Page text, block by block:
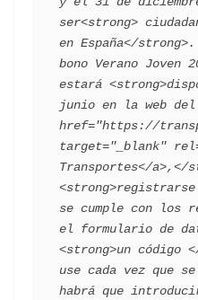
ser<strong>
en España</
bono Verano Joven
estará
junio en la web del
href="https://
target="_blank"
Transportes</a>,</
<strong>registrarse
se cumple con los
el formulario de
<strong>un código
use cada vez que
habrá que